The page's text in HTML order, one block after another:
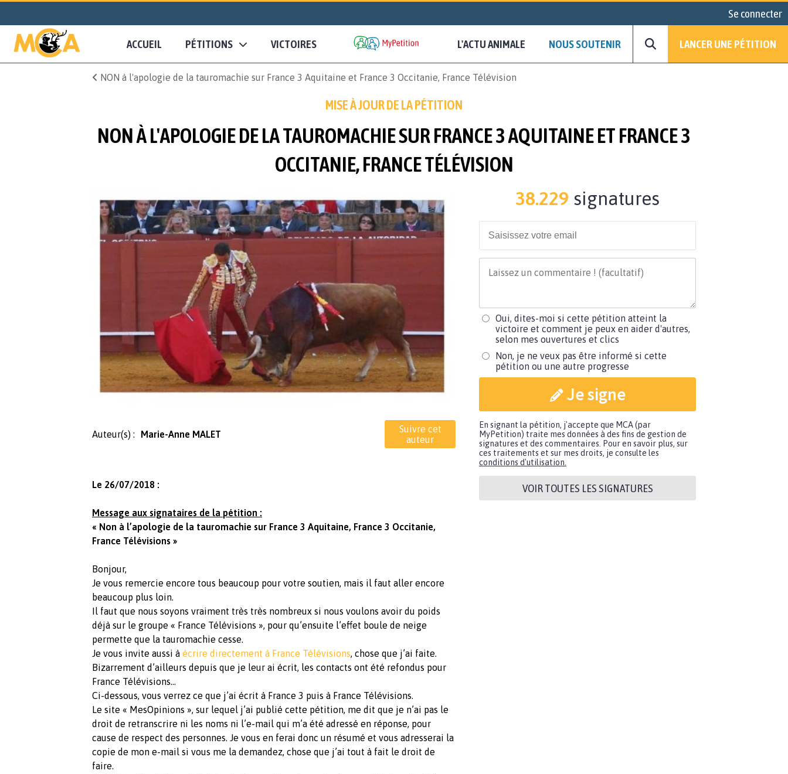
Se connecter
ACCUEIL PÉTITIONS VICTOIRES L'ACTU ANIMALE NOUS SOUTENIR LANCER UNE PÉTITION
NON à l'apologie de la tauromachie sur France 3 Aquitaine et France 3 Occitanie, France Télévision
MISE À JOUR DE LA PÉTITION
NON À L'APOLOGIE DE LA TAUROMACHIE SUR FRANCE 3 AQUITAINE ET FRANCE 3
OCCITANIE, FRANCE TÉLÉVISION
Auteur(s) : Marie-Anne MALET
Suivre cet
auteur
Le 26/07/2018 :
Message aux signataires de la pétition :
« Non à l’apologie de la tauromachie sur France 3 Aquitaine, France 3 Occitanie,
France Télévisions »
Bonjour,
Je vous remercie encore tous beaucoup pour votre soutien, mais il faut aller encore
beaucoup plus loin.
Il faut que nous soyons vraiment très très nombreux si nous voulons avoir du poids
déjà sur le groupe « France Télévisions », pour qu’ensuite l’effet boule de neige
permette que la tauromachie cesse.
Je vous invite aussi à écrire directement à France Télévisions, chose que j’ai faite.
Bizarrement d’ailleurs depuis que je leur ai écrit, les contacts ont été refondus pour
France Télévisions…
Ci-dessous, vous verrez ce que j’ai écrit à France 3 puis à France Télévisions.
Le site « MesOpinions », sur lequel j’ai publié cette pétition, me dit que je n’ai pas le
droit de retranscrire ni les noms ni l’e-mail qui m’a été adressé en réponse, pour
cause de respect des personnes. Je vous en ferai donc un résumé et vous adresserai la
copie de mon e-mail si vous me la demandez, chose que j’ai tout à fait le droit de
faire.
38.229 signatures
Oui, dites-moi si cette pétition atteint la
victoire et comment je peux en aider d'autres,
selon mes ouvertures et clics
Non, je ne veux pas être informé si cette
pétition ou une autre progresse
Je signe
En signant la pétition, j'accepte que MCA (par
MyPetition) traite mes données à des fins de gestion de
signatures et des commentaires. Pour en savoir plus, sur
ces traitements et sur mes droits, je consulte les
conditions d'utilisation.
VOIR TOUTES LES SIGNATURES